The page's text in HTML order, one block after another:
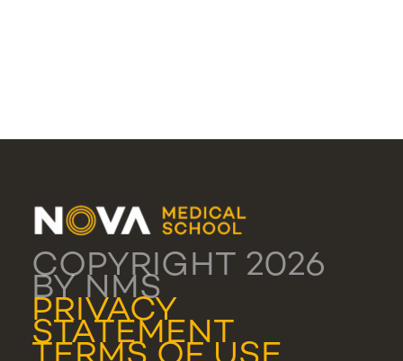
COPYRIGHT 2026
BY NMS
PRIVACY
STATEMENT